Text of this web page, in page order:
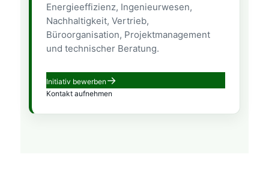
Energieeffizienz, Ingenieurwesen,
Nachhaltigkeit, Vertrieb,
Büroorganisation, Projektmanagement
und technischer Beratung.
Initiativ bewerben
Kontakt aufnehmen